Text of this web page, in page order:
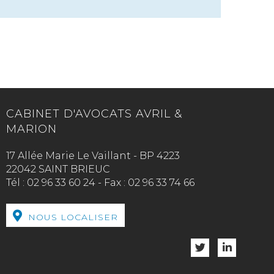
CABINET D'AVOCATS AVRIL &
MARION
17 Allée Marie Le Vaillant - BP 4223
22042 SAINT BRIEUC
Tél : 02 96 33 60 24 - Fax : 02 96 33 74 66
NOUS LOCALISER